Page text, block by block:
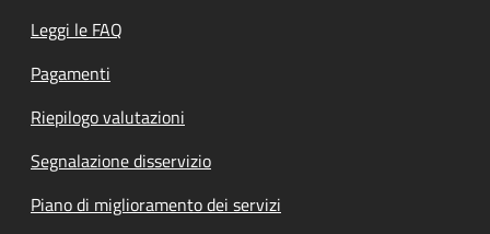
Leggi le FAQ
Pagamenti
Riepilogo valutazioni
Segnalazione disservizio
Piano di miglioramento dei servizi